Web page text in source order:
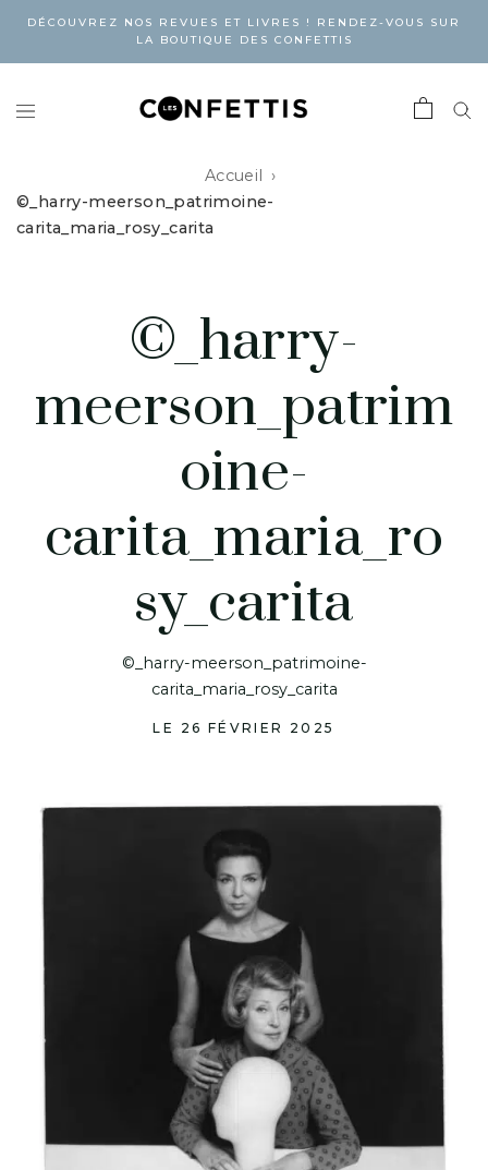
DÉCOUVREZ NOS REVUES ET LIVRES ! RENDEZ-VOUS SUR
LA BOUTIQUE DES CONFETTIS
Accueil
©_harry-meerson_patrimoine-
carita_maria_rosy_carita
©_harry-
meerson_patrim
oine-
carita_maria_ro
sy_carita
©_harry-meerson_patrimoine-
carita_maria_rosy_carita
LE 26 FÉVRIER 2025